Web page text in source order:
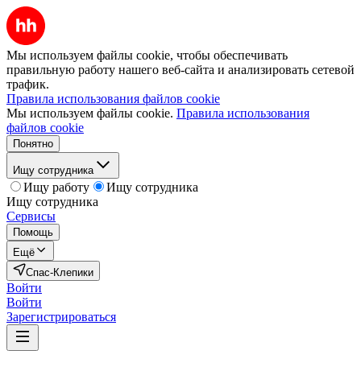
Мы используем файлы cookie, чтобы обеспечивать
правильную работу нашего веб-сайта и анализировать сетевой
трафик.
Правила использования файлов cookie
Мы используем файлы cookie. Правила использования
файлов cookie
Понятно
Ищу сотрудника
Ищу работу
Ищу сотрудника
Ищу сотрудника
Сервисы
Помощь
Ещё
Спас-Клепики
Войти
Войти
Зарегистрироваться